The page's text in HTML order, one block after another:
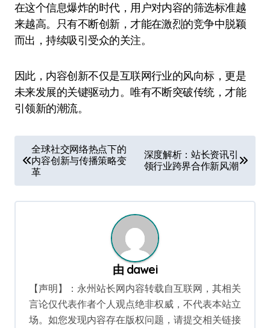
在这个信息爆炸的时代，用户对内容的筛选标准越
来越高。只有不断创新，才能在激烈的竞争中脱颖
而出，持续吸引受众的关注。
因此，内容创新不仅是互联网行业的风向标，更是
未来发展的关键驱动力。唯有不断突破传统，才能
引领新的潮流。
章
导
航
全球社交网络热点下的
内容创新与传播策略变
革
深度解析：站长资讯引
领行业跨界合作新风潮
由 dawei
【声明】：永州站长网内容转载自互联网，其相关
言论仅代表作者个人观点绝非权威，不代表本站立
场。如您发现内容存在版权问题，请提交相关链接